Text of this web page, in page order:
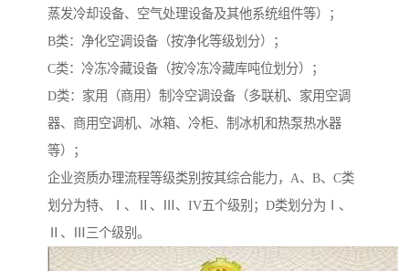
蒸发冷却设备、空气处理设备及其他系统组件等）；
B类：净化空调设备（按净化等级划分）；
C类：冷冻冷藏设备（按冷冻冷藏库吨位划分）；
D类：家用（商用）制冷空调设备（多联机、家用空调
器、商用空调机、冰箱、冷柜、制冰机和热泵热水器
等）；
企业资质办理流程等级类别按其综合能力，A、B、C类
划分为特、Ⅰ、Ⅱ、Ⅲ、IV五个级别；D类划分为Ⅰ、
Ⅱ、Ⅲ三个级别。